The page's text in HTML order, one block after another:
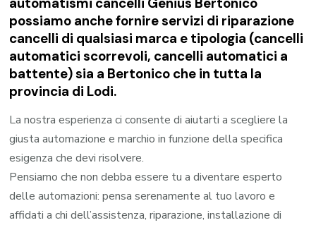
possiamo anche fornire servizi di riparazione
cancelli di qualsiasi marca e tipologia (cancelli
automatici scorrevoli, cancelli automatici a
battente) sia a Bertonico che in tutta la
provincia di Lodi.
La nostra esperienza ci consente di aiutarti a scegliere la
giusta automazione e marchio in funzione della specifica
esigenza che devi risolvere.
Pensiamo che non debba essere tu a diventare esperto
delle automazioni: pensa serenamente al tuo lavoro e
affidati a chi dell’assistenza, riparazione, installazione di